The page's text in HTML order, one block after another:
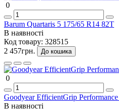
0
Barum Quartaris 5 175/65 R14 82T
В наявності
Код товару: 328515
2 457грн.
До кошика
0
Goodyear EfficientGrip
В наявності